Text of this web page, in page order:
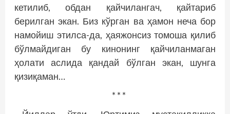
кетилиб, обдан қайчилангач, қайтариб
берилган экан. Биз кўрган ва ҳамон неча бор
намойиш этилса-да, ҳаяжонсиз томоша қилиб
бўлмайдиган бу кинонинг қайчиланмаган
ҳолати аслида қандай бўлган экан, шунга
қизиқаман…
* * *